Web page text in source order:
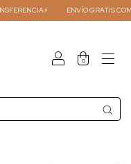
ENVÍO GRATIS COMPRAS
0